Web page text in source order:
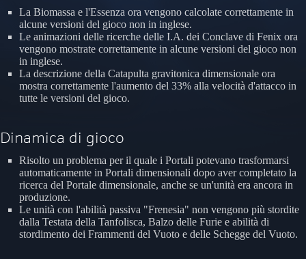
La Biomassa e l'Essenza ora vengono calcolate correttamente in
alcune versioni del gioco non in inglese.
Le animazioni delle ricerche delle I.A. dei Conclave di Fenix ora
vengono mostrate correttamente in alcune versioni del gioco non
in inglese.
La descrizione della Catapulta gravitonica dimensionale ora
mostra correttamente l'aumento del 33% alla velocità d'attacco in
tutte le versioni del gioco.
Dinamica di gioco
Risolto un problema per il quale i Portali potevano trasformarsi
automaticamente in Portali dimensionali dopo aver completato la
ricerca del Portale dimensionale, anche se un'unità era ancora in
produzione.
Le unità con l'abilità passiva "Frenesia" non vengono più stordite
dalla Testata della Tanfolisca, Balzo delle Furie e abilità di
stordimento dei Frammenti del Vuoto e delle Schegge del Vuoto.